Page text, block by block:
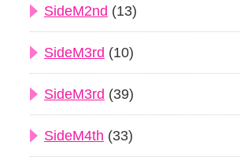
SideM2nd (13)
SideM3rd (10)
SideM3rd (39)
SideM4th (33)